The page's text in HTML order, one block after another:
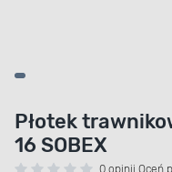
Płotek
16 SOBEX